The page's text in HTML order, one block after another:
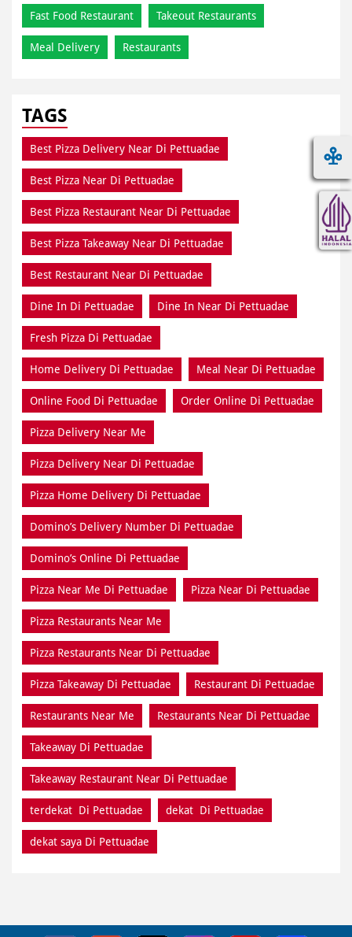
Fast Food Restaurant Takeout Restaurants
Meal Delivery Restaurants
TAGS
Best Pizza Delivery Near Di Pettuadae
Best Pizza Near Di Pettuadae
Best Pizza Restaurant Near Di Pettuadae
Best Pizza Takeaway Near Di Pettuadae
Best Restaurant Near Di Pettuadae
Dine In Di Pettuadae Dine In Near Di Pettuadae
Fresh Pizza Di Pettuadae
Home Delivery Di Pettuadae Meal Near Di Pettuadae
Online Food Di Pettuadae Order Online Di Pettuadae
Pizza Delivery Near Me
Pizza Delivery Near Di Pettuadae
Pizza Home Delivery Di Pettuadae
Domino’s Delivery Number Di Pettuadae
Domino’s Online Di Pettuadae
Pizza Near Me Di Pettuadae Pizza Near Di Pettuadae
Pizza Restaurants Near Me
Pizza Restaurants Near Di Pettuadae
Pizza Takeaway Di Pettuadae Restaurant Di Pettuadae
Restaurants Near Me Restaurants Near Di Pettuadae
Takeaway Di Pettuadae
Takeaway Restaurant Near Di Pettuadae
terdekat Di Pettuadae dekat Di Pettuadae
dekat saya Di Pettuadae